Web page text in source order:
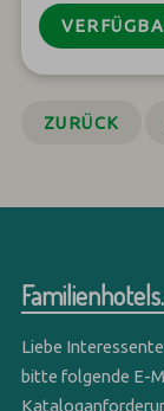
ZURÜCK
Liebe
bitte folgende E-